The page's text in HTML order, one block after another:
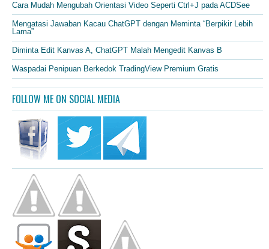
Cara Mudah Mengubah Orientasi Video Seperti Ctrl+J pada ACDSee
Mengatasi Jawaban Kacau ChatGPT dengan Meminta “Berpikir Lebih
Lama”
Diminta Edit Kanvas A, ChatGPT Malah Mengedit Kanvas B
Waspadai Penipuan Berkedok TradingView Premium Gratis
FOLLOW ME ON SOCIAL MEDIA